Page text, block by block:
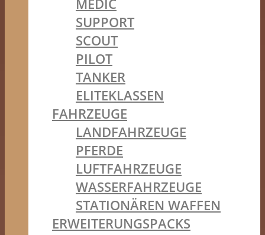
MEDIC
SUPPORT
SCOUT
PILOT
TANKER
ELITEKLASSEN
FAHRZEUGE
LANDFAHRZEUGE
PFERDE
LUFTFAHRZEUGE
WASSERFAHRZEUGE
STATIONÄREN WAFFEN
ERWEITERUNGSPACKS